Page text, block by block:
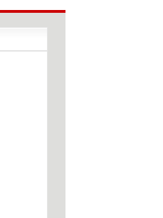
件学院、
颁奖。
了学校凝
的拼搏劲
破为路